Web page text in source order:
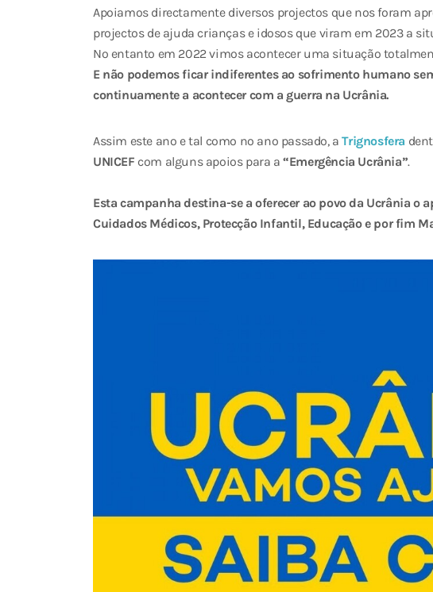
Apoiamos directamente diversos projectos que nos foram
projectos de ajuda crianças e idosos que viram em 2023 a
No entanto em 2022 vimos acontecer uma situação
E não podemos ficar indiferentes ao sofrimento humano
continuamente a acontecer com a guerra na Ucrânia.
Assim este ano e tal como no ano passado, aTrignosfera
UNICEF com alguns apoios para a“Emergência Ucrânia”.
Esta campanha destina-se a oferecer ao povo da Ucrânia o
Cuidados Médicos, Protecção Infantil, Educação e por fim